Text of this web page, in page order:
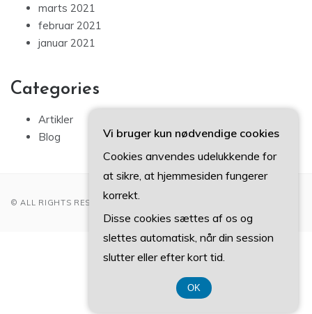
marts 2021
februar 2021
januar 2021
Categories
Artikler
Blog
© ALL RIGHTS RESERVED 2022
CVR DK3740 7739
Vi bruger kun nødvendige cookies
Cookies anvendes udelukkende for
at sikre, at hjemmesiden fungerer
korrekt.
Disse cookies sættes af os og
slettes automatisk, når din session
slutter eller efter kort tid.
OK